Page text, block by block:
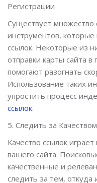
Регистрации
Существует множество
инструментов,
ссылок. Некоторые из
отправки карты сайта
помогают разогнать
Использование таких
упростить процесс
ссылок.
5. Следить за
Качество ссылок
вашего сайта.
качественные и
следить за тем, откуда